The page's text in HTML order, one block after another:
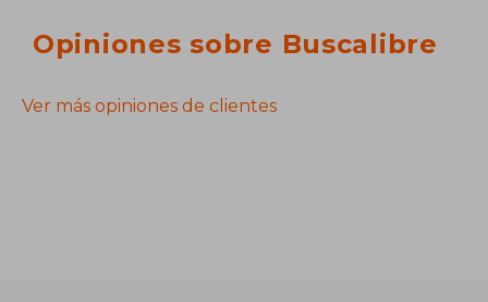
Opiniones sobre Buscalibre
Ver más opiniones de clientes